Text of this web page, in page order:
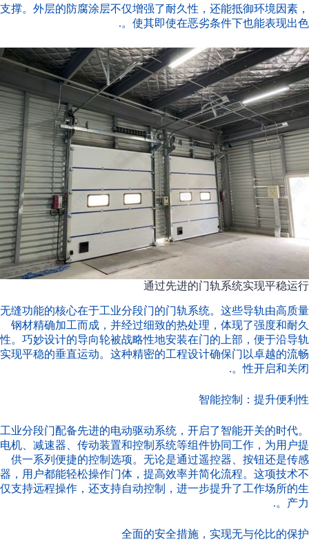
支撑。外层的防腐涂层不仅增强了耐久性，还能抵御环境因素，
使其即使在恶劣条件下也能表现出色。.
通过先进的门轨系统实现平稳运行
无缝功能的核心在于工业分段门的门轨系统。这些导轨由高质量
钢材精确加工而成，并经过细致的热处理，体现了强度和耐久
性。巧妙设计的导向轮被战略性地安装在门的上部，便于沿导轨
实现平稳的垂直运动。这种精密的工程设计确保门以卓越的流畅
性开启和关闭。.
智能控制：提升便利性
工业分段门配备先进的电动驱动系统，开启了智能开关的时代。
电机、减速器、传动装置和控制系统等组件协同工作，为用户提
供一系列便捷的控制选项。无论是通过遥控器、按钮还是传感
器，用户都能轻松操作门体，提高效率并简化流程。这项技术不
仅支持远程操作，还支持自动控制，进一步提升了工作场所的生
产力。.
全面的安全措施，实现无与伦比的保护